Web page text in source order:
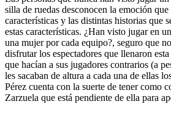
silla de ruedas desconocen la emoción
características y las distintas historias que
estas características. ¿Han visto jugar en
una mujer por cada equipo?, seguro que
disfrutar los espectadores que llenaron
que hacían a sus jugadores contrarios (a
les sacaban de altura a cada una de ellas
Pérez cuenta con la suerte de tener como
Zarzuela que está pendiente de ella para